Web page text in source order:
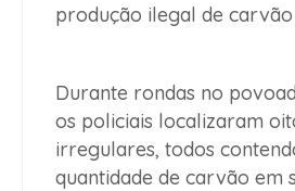
produção ilegal de
Durante rondas no
os policiais localizaram
irregulares, todos
quantidade de carvão em